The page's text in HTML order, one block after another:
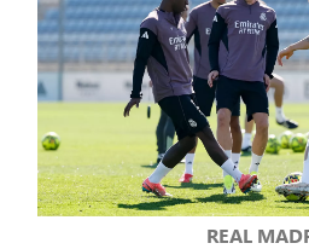
REAL